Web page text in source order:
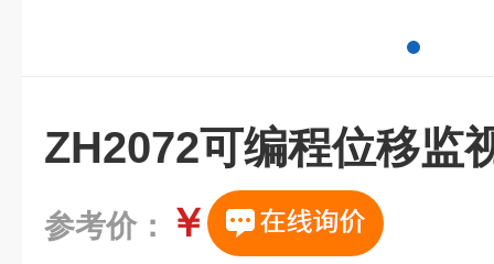
ZH2072可编程位移监
参考价： ￥